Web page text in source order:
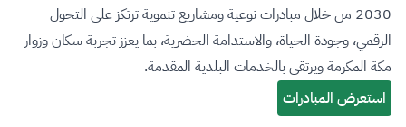
2030 من خلال مبادرات نوعية ومشاريع تنموية ترتكز على التحول
الرقمي، وجودة الحياة، والاستدامة الحضرية، بما يعزز تجربة سكان وزوار
مكة المكرمة ويرتقي بالخدمات البلدية المقدمة.